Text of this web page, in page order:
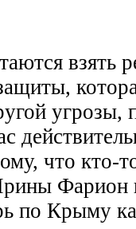
взять
угрозы,
что кто-
Фарион
по Крыму